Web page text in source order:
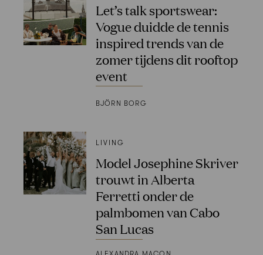
Let’s talk sportswear:
Vogue duidde de tennis
inspired trends van de
zomer tijdens dit rooftop
event
BJÖRN BORG
LIVING
Model Josephine Skriver
trouwt in Alberta
Ferretti onder de
palmbomen van Cabo
San Lucas